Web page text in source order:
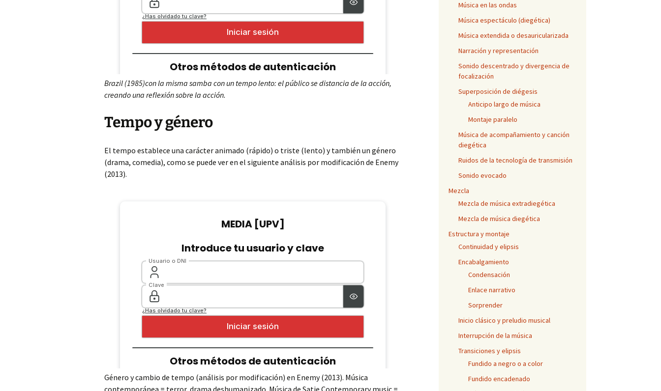
Brazil (1985)con la misma samba con un tempo lento: el público se distancia de la acción,
creando una reflexión sobre la acción.
Tempo y género
El tempo establece una carácter animado (rápido) o triste (lento) y también un género
(drama, comedia), como se puede ver en el siguiente análisis por modificación de Enemy
(2013).
Género y cambio de tempo (análisis por modificación) en Enemy (2013). Música
contemporánea = terror, drama deshumanizado. Música de Satie Contemporary music =
Música en las ondas
Música espectáculo (diegética)
Música extendida o desauricularizada
Narración y representación
Sonido descentrado y divergencia de
focalización
Superposición de diégesis
Anticipo largo de música
Montaje paralelo
Música de acompañamiento y canción
diegética
Ruidos de la tecnología de transmisión
Sonido evocado
Mezcla
Mezcla de música extradiegética
Mezcla de música diegética
Estructura y montaje
Continuidad y elipsis
Encabalgamiento
Condensación
Enlace narrativo
Sorprender
Inicio clásico y preludio musical
Interrupción de la música
Transiciones y elipsis
Fundido a negro o a color
Fundido encadenado